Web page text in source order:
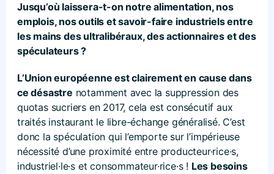
Jusqu’où laissera-t-on notre alimentation, nos
emplois, nos outils et savoir-faire industriels entre
les mains des ultralibéraux, des actionnaires et des
spéculateurs ?
L’Union européenne est clairement en cause dans
ce désastre notamment avec la suppression des
quotas sucriers en 2017, cela est consécutif aux
traités instaurant le libre-échange généralisé. C’est
donc la spéculation qui l’emporte sur l’impérieuse
nécessité d’une proximité entre producteur·rice·s,
industriel·le·s et consommateur·rice·s ! Les besoins